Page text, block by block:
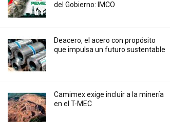
del Gobierno: IMCO
Deacero, el acero con propósito
que impulsa un futuro sustentable
Camimex exige incluir a la minería
en el T-MEC